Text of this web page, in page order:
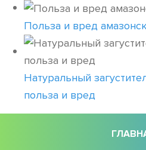
Польза и вред
Натуральный
польза и вред